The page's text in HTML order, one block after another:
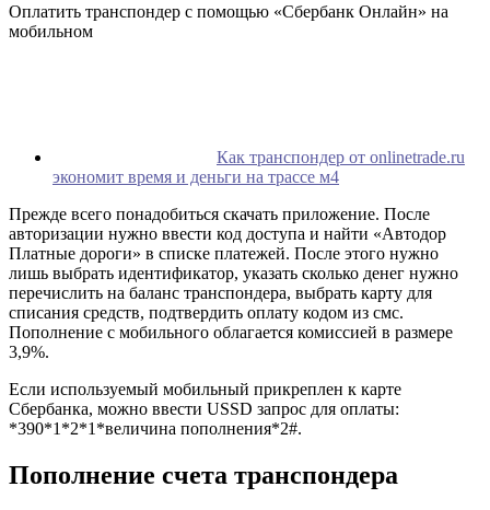
Оплатить транспондер с помощью «Сбербанк Онлайн» на
мобильном
Как транспондер от onlinetrade.ru
экономит время и деньги на трассе м4
Прежде всего понадобиться скачать приложение. После
авторизации нужно ввести код доступа и найти «Автодор
Платные дороги» в списке платежей. После этого нужно
лишь выбрать идентификатор, указать сколько денег нужно
перечислить на баланс транспондера, выбрать карту для
списания средств, подтвердить оплату кодом из смс.
Пополнение с мобильного облагается комиссией в размере
3,9%.
Если используемый мобильный прикреплен к карте
Сбербанка, можно ввести USSD запрос для оплаты:
*390*1*2*1*величина пополнения*2#.
Пополнение счета транспондера